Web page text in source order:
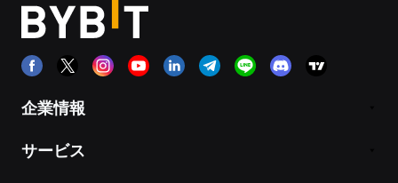
企業情報
サービス